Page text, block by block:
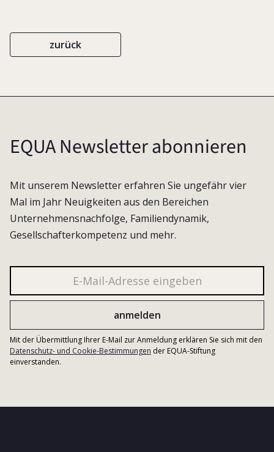
zurück
EQUA Newsletter abonnieren
Mit unserem Newsletter erfahren Sie ungefähr vier
Mal im Jahr Neuigkeiten aus den Bereichen
Unternehmensnachfolge, Familiendynamik,
Gesellschafterkompetenz und mehr.
Mit der Übermittlung Ihrer E-Mail zur Anmeldung erklären Sie sich mit den
Datenschutz- und Cookie-Bestimmungen der EQUA-Stiftung
einverstanden.